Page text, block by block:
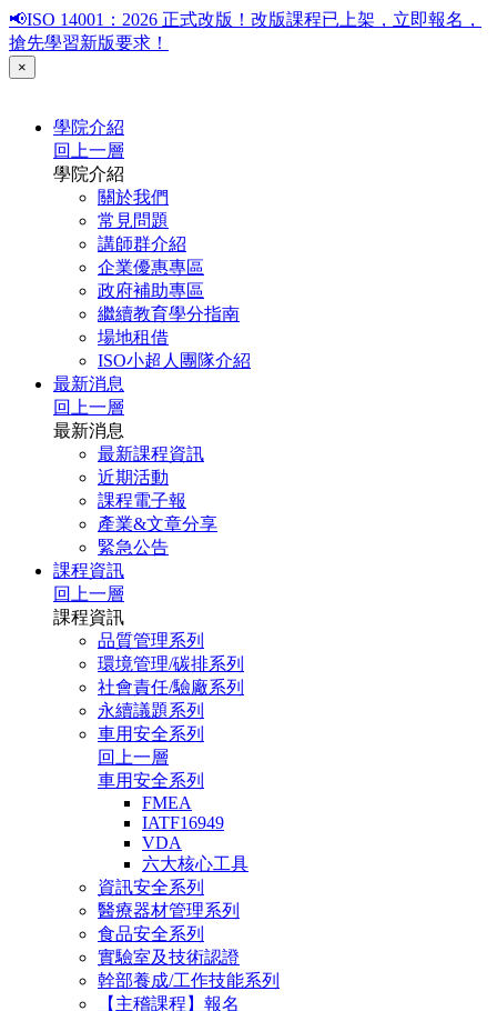
📢ISO 14001：2026 正式改版！改版課程已上架，立即報名，
搶先學習新版要求！
×
學院介紹
回上一層
學院介紹
關於我們
常見問題
講師群介紹
企業優惠專區
政府補助專區
繼續教育學分指南
場地租借
ISO小超人團隊介紹
最新消息
回上一層
最新消息
最新課程資訊
近期活動
課程電子報
產業&文章分享
緊急公告
課程資訊
回上一層
課程資訊
品質管理系列
環境管理/碳排系列
社會責任/驗廠系列
永續議題系列
車用安全系列
回上一層
車用安全系列
FMEA
IATF16949
VDA
六大核心工具
資訊安全系列
醫療器材管理系列
食品安全系列
實驗室及技術認證
幹部養成/工作技能系列
【主稽課程】報名